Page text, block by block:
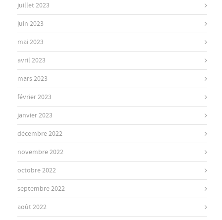
juillet 2023
juin 2023
mai 2023
avril 2023
mars 2023
février 2023
janvier 2023
décembre 2022
novembre 2022
octobre 2022
septembre 2022
août 2022